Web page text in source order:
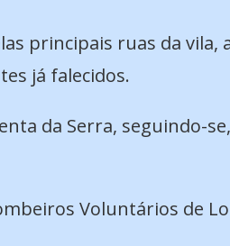
principais ruas da vila,
já falecidos.
da Serra, seguindo-
Voluntários de